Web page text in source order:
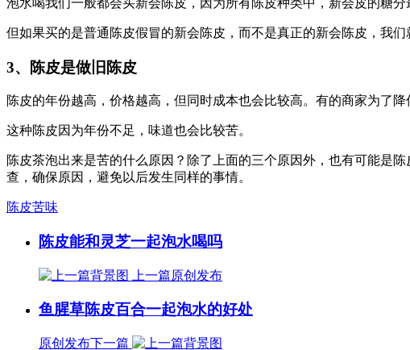
但如果买的是普通陈皮假冒的新会陈皮，而不是真正的新会陈皮，我们
3、陈皮是做旧陈皮
陈皮的年份越高，价格越高，但同时成本也会比较高。有的商家为了
这种陈皮因为年份不足，味道也会比较苦。
陈皮茶泡出来是苦的什么原因？除了上面的三个原因外，也有可能是
查，确保原因，避免以后发生同样的事情。
陈皮苦味
陈皮能和灵芝一起泡水喝吗
上一篇原创发布
鱼腥草陈皮百合一起泡水的好处
原创发布下一篇